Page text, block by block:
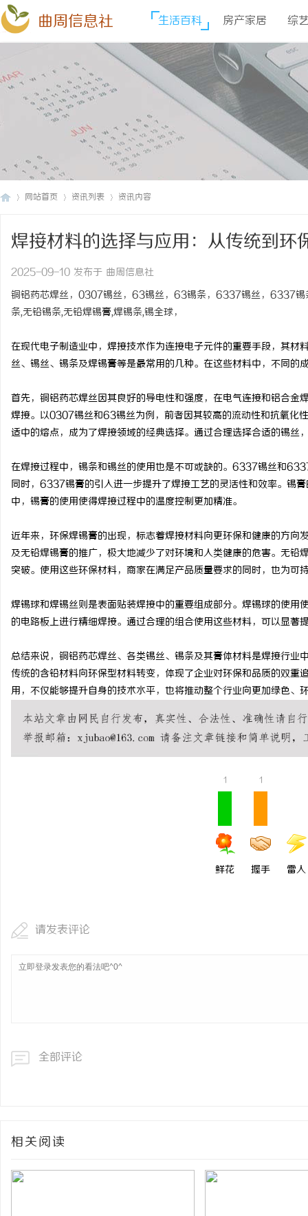
曲周信息社 生活百科 房产家居 综
网站首页 资讯列表 资讯内容
焊接材料的选择与应用：从传统到环
2025-09-10 发布于 曲周信息社
铜铝药芯焊丝，0307锡丝，63锡丝，63锡条，6337锡丝，6337
条,无铅锡条,无铅焊锡膏,焊锡条,锡全球，
在现代电子制造业中，焊接技术作为连接电子元件的重要手段，其
丝、锡丝、锡条及焊锡膏等是最常用的几种。在这些材料中，不同的
首先，铜铝药芯焊丝因其良好的导电性和强度，在电气连接和铝合
焊接。以0307锡丝和63锡丝为例，前者因其较高的流动性和抗氧化
适中的熔点，成为了焊接领域的经典选择。通过合理选择合适的锡丝
在焊接过程中，锡条和锡丝的使用也是不可或缺的。6337锡丝和
同时，6337锡膏的引入进一步提升了焊接工艺的灵活性和效率。锡
中，锡膏的使用使得焊接过程中的温度控制更加精准。
近年来，环保焊锡膏的出现，标志着焊接材料向更环保和健康的方
及无铅焊锡膏的推广，极大地减少了对环境和人类健康的危害。无
突破。使用这些环保材料，商家在满足产品质量要求的同时，也为可
焊锡球和焊锡丝则是表面贴装焊接中的重要组成部分。焊锡球的使
的电路板上进行精细焊接。通过合理的组合使用这些材料，可以显著
总结来说，铜铝药芯焊丝、各类锡丝、锡条及其膏体材料是焊接行
传统的含铅材料向环保型材料转变，体现了企业对环保和品质的双
用，不仅能够提升自身的技术水平，也将推动整个行业向更加绿色、
1
鲜花
1
握手 雷人
请发表评论
全部评论
相关阅读
6337锡条，巨一，焊锡